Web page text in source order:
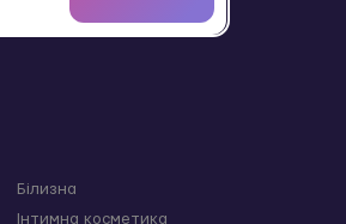
Білизна
Інтимна косметика